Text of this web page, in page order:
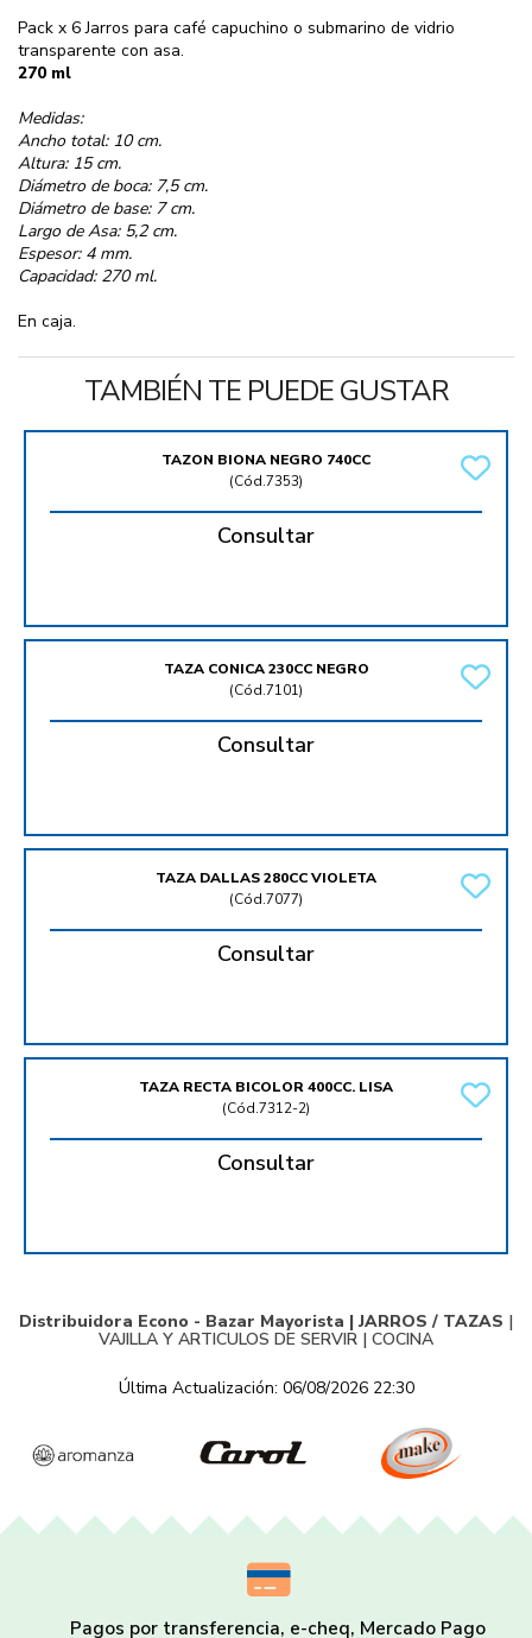
Pack x 6 Jarros para café capuchino o submarino de vidrio
transparente con asa.
270 ml
Medidas:
Ancho total: 10 cm.
Altura: 15 cm.
Diámetro de boca: 7,5 cm.
Diámetro de base: 7 cm.
Largo de Asa: 5,2 cm.
Espesor: 4 mm.
Capacidad: 270 ml.
En caja.
TAMBIÉN TE PUEDE GUSTAR
TAZON BIONA NEGRO 740CC
(Cód.7353)
Consultar
TAZA CONICA 230CC NEGRO
(Cód.7101)
Consultar
TAZA DALLAS 280CC VIOLETA
(Cód.7077)
Consultar
TAZA RECTA BICOLOR 400CC. LISA
(Cód.7312-2)
Consultar
Distribuidora Econo - Bazar Mayorista | JARROS / TAZAS |
VAJILLA Y ARTICULOS DE SERVIR | COCINA
Última Actualización: 06/08/2026 22:30
Pagos por transferencia, e-cheq, Mercado Pago